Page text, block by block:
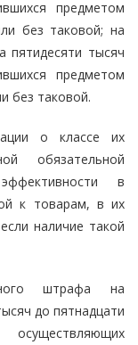
предметом
без таковой; на
пятидесяти тысяч
предметом
без таковой.
о классе их
обязательной
в
к товарам, в их
наличие такой
штрафа на
до пятнадцати